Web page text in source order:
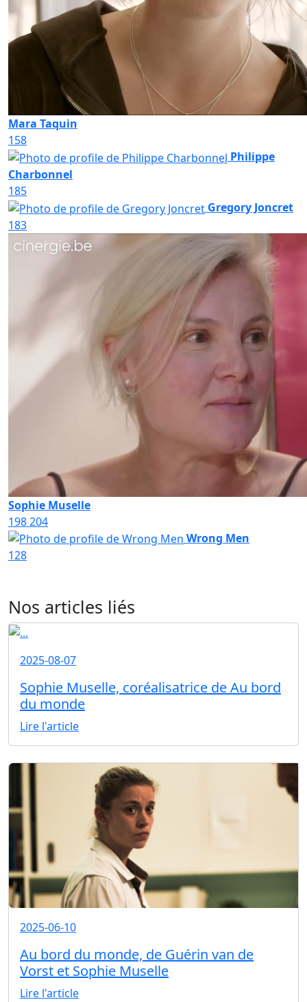
Mara Taquin
158
Philippe
Charbonnel
185
Gregory Joncret
183
Sophie Muselle
198204
Wrong Men
128
Nos articles liés
2025-08-07
Sophie Muselle, coréalisatrice de Au bord
du monde
Lire l'article
2025-06-10
Au bord du monde, de Guérin van de
Vorst et Sophie Muselle
Lire l'article